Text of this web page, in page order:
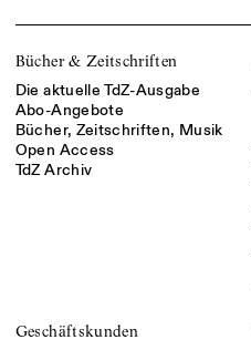
Bücher & Zeitschriften
Die aktuelle TdZ-Ausgabe
Abo-Angebote
Bücher, Zeitschriften, Musik
Open Access
TdZ Archiv
Geschäftskunden